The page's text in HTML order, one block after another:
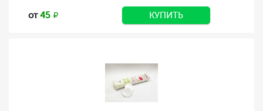
от45 КУПИТЬ